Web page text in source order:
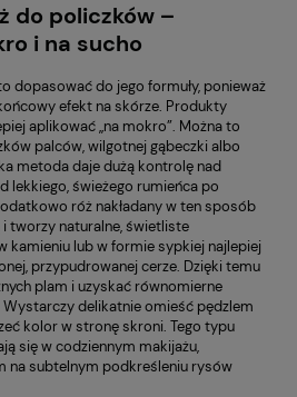
do policzków –
i na sucho
dopasować do jego formuły, ponieważ
efekt na skórze. Produkty
aplikować „na mokro”. Można to
palców, wilgotnej gąbeczki albo
metoda daje dużą kontrolę nad
lekkiego, świeżego rumieńca po
róż nakładany w ten sposób
tworzy naturalne, świetliste
kamieniu lub w formie sypkiej najlepiej
przypudrowanej cerze. Dzięki temu
plam i uzyskać równomierne
delikatnie omieść pędzlem
kolor w stronę skroni. Tego typu
się w codziennym makijażu,
na subtelnym podkreśleniu rysów